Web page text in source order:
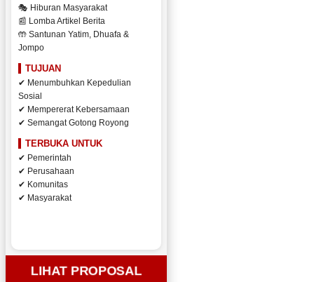
🎭 Hiburan Masyarakat
📰 Lomba Artikel Berita
🤲 Santunan Yatim, Dhuafa &
Jompo
TUJUAN
✔ Menumbuhkan Kepedulian
Sosial
✔ Mempererat Kebersamaan
✔ Semangat Gotong Royong
TERBUKA UNTUK
✔ Pemerintah
✔ Perusahaan
✔ Komunitas
✔ Masyarakat
LIHAT PROPOSAL